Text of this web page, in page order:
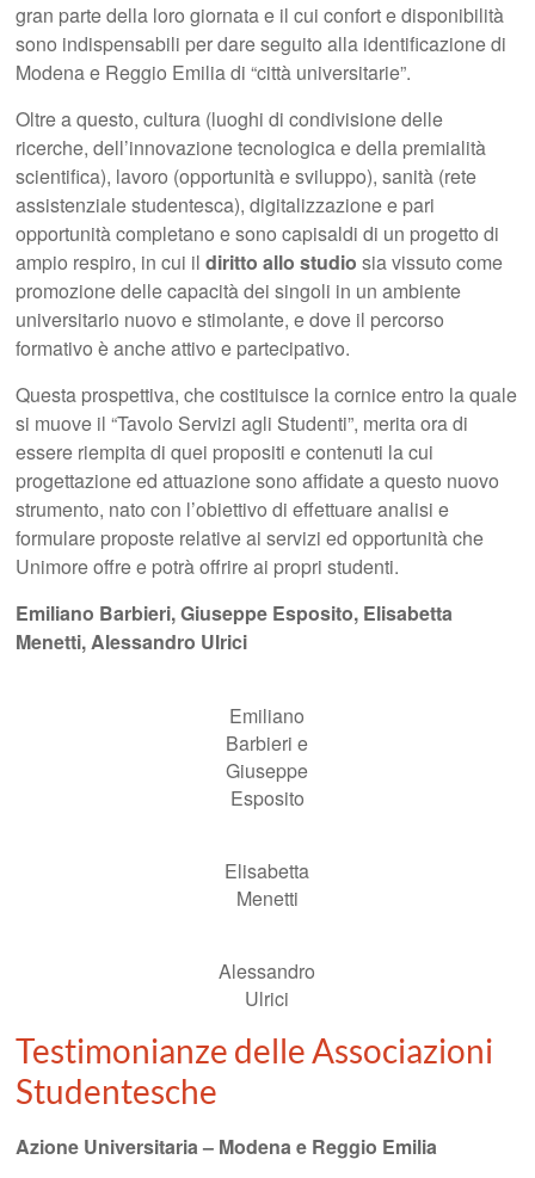
gran parte della loro giornata e il cui confort e disponibilità
sono indispensabili per dare seguito alla identificazione di
Modena e Reggio Emilia di “città universitarie”.
Oltre a questo, cultura (luoghi di condivisione delle
ricerche, dell’innovazione tecnologica e della premialità
scientifica), lavoro (opportunità e sviluppo), sanità (rete
assistenziale studentesca), digitalizzazione e pari
opportunità completano e sono capisaldi di un progetto di
ampio respiro, in cui ildiritto allo studiosia vissuto come
promozione delle capacità dei singoli in un ambiente
universitario nuovo e stimolante, e dove il percorso
formativo è anche attivo e partecipativo.
Questa prospettiva, che costituisce la cornice entro la quale
si muove il “Tavolo Servizi agli Studenti”, merita ora di
essere riempita di quei propositi e contenuti la cui
progettazione ed attuazione sono affidate a questo nuovo
strumento, nato con l’obiettivo di effettuare analisi e
formulare proposte relative ai servizi ed opportunità che
Unimore offre e potrà offrire ai propri studenti.
Emiliano Barbieri, Giuseppe Esposito, Elisabetta
Menetti, Alessandro Ulrici
Emiliano
Barbieri e
Giuseppe
Esposito
Elisabetta
Menetti
Alessandro
Ulrici
Testimonianze delle Associazioni
Studentesche
Azione Universitaria – Modena e Reggio Emilia